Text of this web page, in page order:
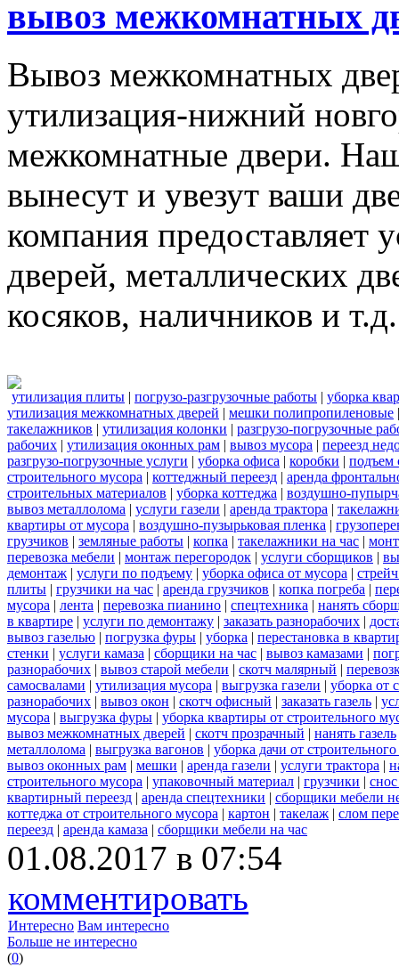
вывоз межкомнатных
Вывоз межкомнатных
утилизация-нижний
межкомнатные двери.
вынесут и увезут ваши
компания предоставляет
дверей, металлических
косяков, наличников и т.д.
утилизация плиты | погрузо-разгрузочные работы | уборка
утилизация межкомнатных дверей | мешки полипропиленовые
такелажников | утилизация колонки | разгрузо-погрузочные
рабочих | утилизация оконных рам | вывоз мусора | переезд
разгрузо-погрузочные услуги | уборка офиса | коробки | подъем
строительного мусора | коттеджный переезд | аренда
строительных материалов | уборка коттеджа | воздушно-
вывоз металлолома | услуги газели | аренда трактора |
квартиры от мусора | воздушно-пузырьковая пленка |
грузчиков | земляные работы | копка | такелажники на час |
перевозка мебели | монтаж перегородок | услуги сборщиков |
демонтаж | услуги по подъему | уборка офиса от мусора |
плиты | грузчики на час | аренда грузчиков | копка погреба |
мусора | лента | перевозка пианино | спецтехника | нанять
в квартире | услуги по демонтажу | заказать разнорабочих |
вывоз газелью | погрузка фуры | уборка | перестановка в
стенки | услуги камаза | сборщики на час | вывоз камазами |
разнорабочих | вывоз старой мебели | скотч малярный |
самосвалами | утилизация мусора | выгрузка газели | уборка от
разнорабочих | вывоз окон | скотч офисный | заказать газель |
мусора | выгрузка фуры | уборка квартиры от строительного
вывоз межкомнатных дверей | скотч прозрачный | нанять газель
металлолома | выгрузка вагонов | уборка дачи от
вывоз оконных рам | мешки | аренда газели | услуги трактора |
строительного мусора | упаковочный материал | грузчики |
квартирный переезд | аренда спецтехники | сборщики мебели
коттеджа от строительного мусора | картон | такелаж | слом
переезд | аренда камаза | сборщики мебели на час
01.08.2017 в 07:54
комментировать
Интересно Вам интересно
Больше не интересно
(0)